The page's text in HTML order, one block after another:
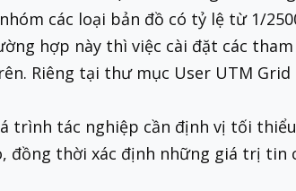
các loại bản đồ có tỷ lệ từ 1/
hợp này thì việc cài đặt các
Riêng tại thư mục User UTM
trình tác nghiệp cần định vị tối
đồng thời xác định những giá trị tin